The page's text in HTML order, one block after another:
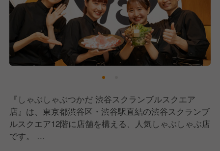
『しゃぶしゃぶつかだ 渋谷スクランブルスクエア
店』は、東京都渋谷区・渋谷駅直結の渋谷スクランブ
ルスクエア12階に店舗を構える、人気しゃぶしゃぶ店
です。